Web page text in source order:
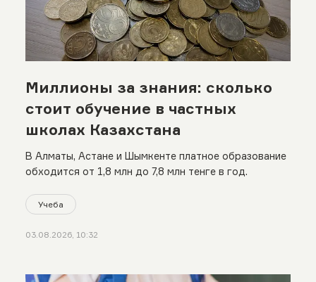
Миллионы за знания: сколько
стоит обучение в частных
школах Казахстана
В Алматы, Астане и Шымкенте платное образование
обходится от 1,8 млн до 7,8 млн тенге в год.
Учеба
03.08.2026, 10:32